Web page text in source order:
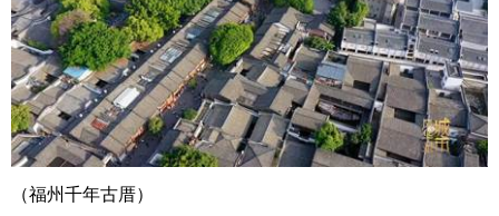
（福州千年古厝）